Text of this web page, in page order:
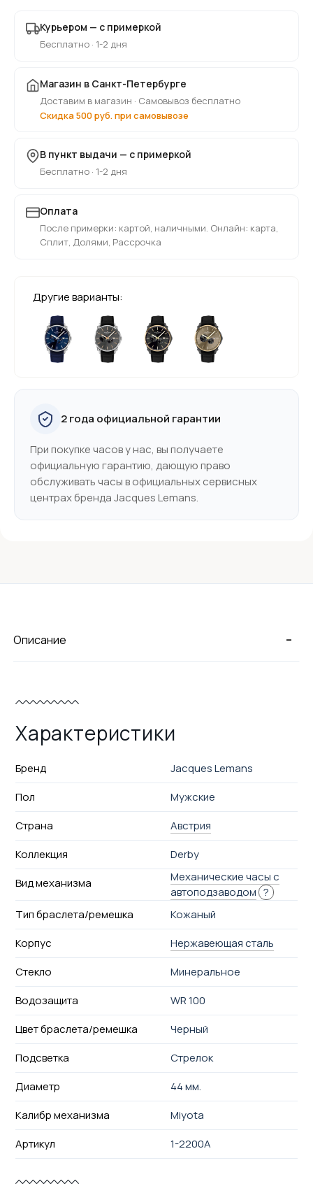
Курьером — с примеркой
Бесплатно · 1-2 дня
Магазин в Санкт-Петербурге
Доставим в магазин · Самовывоз бесплатно
Скидка 500 руб. при самовывозе
В пункт выдачи — с примеркой
Бесплатно · 1-2 дня
Оплата
После примерки: картой, наличными. Онлайн: карта,
Сплит, Долями, Рассрочка
Другие варианты:
2 года официальной гарантии
При покупке часов у нас, вы получаете
официальную гарантию, дающую право
обслуживать часы в официальных сервисных
центрах бренда Jacques Lemans.
-
Описание
Характеристики
Бренд
Jacques Lemans
Пол
Мужские
Страна
Австрия
Коллекция
Derby
Вид механизма
Механические часы с
автоподзаводом ?
Тип браслета/ремешка
Кожаный
Корпус
Нержавеющая сталь
Стекло
Минеральное
Водозащита
WR 100
Цвет браслета/ремешка
Черный
Подсветка
Стрелок
Диаметр
44 мм.
Калибр механизма
Miyota
Артикул
1-2200A